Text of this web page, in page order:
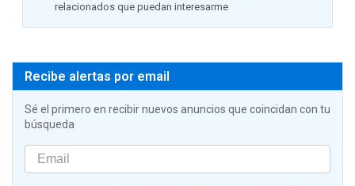
relacionados que puedan interesarme
Recibe alertas por email
Sé el primero en recibir nuevos anuncios que coincidan con tu
búsqueda